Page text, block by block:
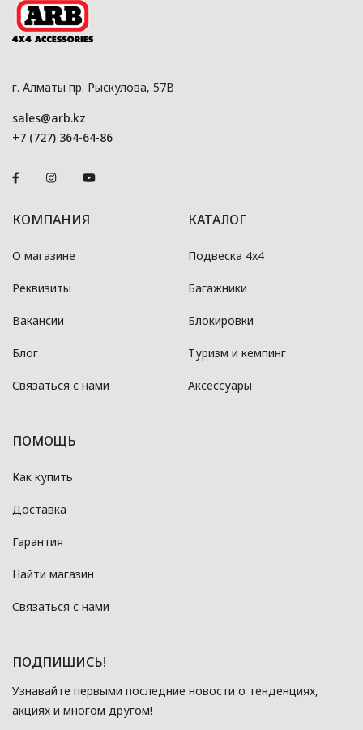
г. Алматы пр. Рыскулова, 57В
sales@arb.kz
+7 (727) 364-64-86
КОМПАНИЯ
О магазине
Реквизиты
Вакансии
Блог
Связаться с нами
КАТАЛОГ
Подвеска 4x4
Багажники
Блокировки
Туризм и кемпинг
Аксессуары
ПОМОЩЬ
Как купить
Доставка
Гарантия
Найти магазин
Связаться с нами
ПОДПИШИСЬ!
Узнавайте первыми последние новости о тенденциях,
акциях и многом другом!